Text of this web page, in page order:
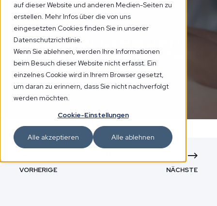
auf dieser Website und anderen Medien-Seiten zu
erstellen. Mehr Infos über die von uns
eingesetzten Cookies finden Sie in unserer
Datenschutzrichtlinie.
Wenn Sie ablehnen, werden Ihre Informationen
beim Besuch dieser Website nicht erfasst. Ein
einzelnes Cookie wird in Ihrem Browser gesetzt,
um daran zu erinnern, dass Sie nicht nachverfolgt
werden möchten.
Cookie-Einstellungen
Alle akzeptieren Alle ablehnen
05 FEB. 2025 5 MIN READ
IST AKUPUNKTUR
WISSENSCHAFTLICH BELEGT?
STUDIEN UND ERGEBNISSE ZUR
WIRKSAMKEIT TITLE HERE...
VORHERIGE NÄCHSTE